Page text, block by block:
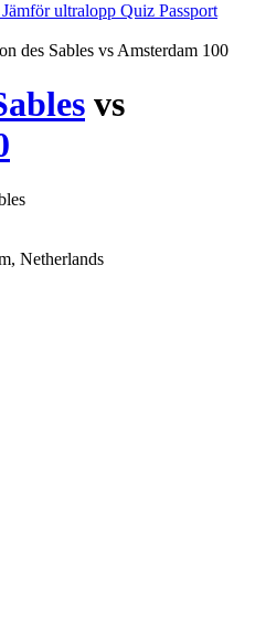
Jämför ultralopp Quiz Passport
des Sables vs Amsterdam 100
vs
Netherlands